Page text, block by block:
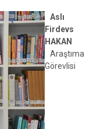
Aslı
Firdevs
HAKAN
Araştıma
Görevlisi